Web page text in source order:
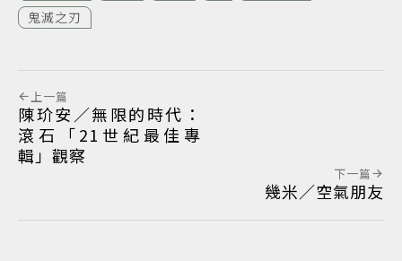
鬼滅之刃
上一篇
陳玠安／無限的時代：
滾石「21世紀最佳專
輯」觀察
下一篇
幾米／空氣朋友